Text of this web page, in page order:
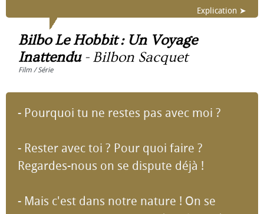
Explication ➤
Bilbo Le Hobbit : Un Voyage
Inattendu- Bilbon Sacquet
Film / Série
- Pourquoi tu ne restes pas avec moi ?
- Rester avec toi ? Pour quoi faire ?
Regardes-nous on se dispute déjà !
- Mais c'est dans notre nature ! On se